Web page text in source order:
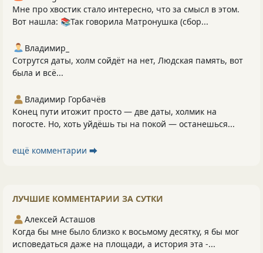
Мне про хвостик стало интересно, что за смысл в этом.
Вот нашла: 📚Так говорила Матронушка (сбор...
Владимир_
Сотрутся даты, холм сойдёт на нет, Людская память, вот
была и всё...
Владимир Горбачёв
Конец пути итожит просто — две даты, холмик на
погосте. Но, хоть уйдёшь ты на покой — останешься...
ещё комментарии ⮕
ЛУЧШИЕ КОММЕНТАРИИ ЗА СУТКИ
Алексей Асташов
Когда бы мне было близко к восьмому десятку, я бы мог
исповедаться даже на площади, а история эта -...